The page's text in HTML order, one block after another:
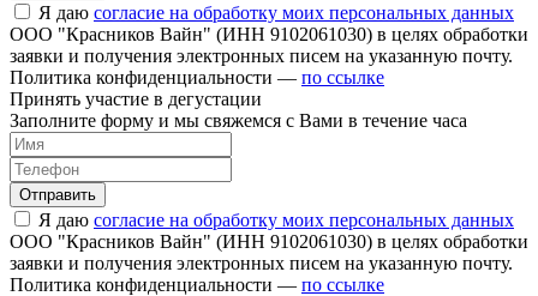
Я даю согласие на обработку моих персональных данных
ООО "Красников Вайн" (ИНН 9102061030) в целях обработки
заявки и получения электронных писем на указанную почту.
Политика конфиденциальности — по ссылке
Принять участие в дегустации
Заполните форму и мы свяжемся с Вами в течение часа
Отправить
Я даю согласие на обработку моих персональных данных
ООО "Красников Вайн" (ИНН 9102061030) в целях обработки
заявки и получения электронных писем на указанную почту.
Политика конфиденциальности — по ссылке